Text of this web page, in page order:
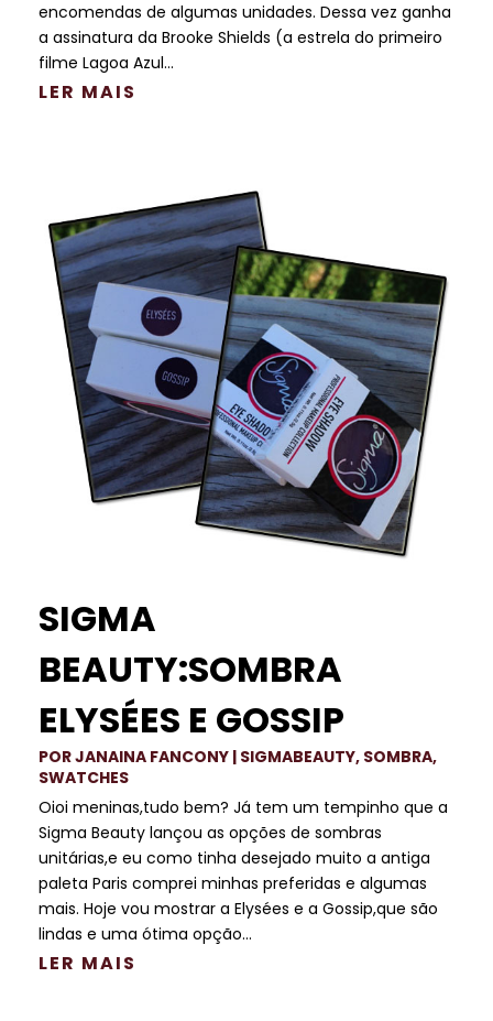
encomendas de algumas unidades. Dessa vez ganha
a assinatura da Brooke Shields (a estrela do primeiro
filme Lagoa Azul...
LER MAIS
SIGMA
BEAUTY:SOMBRA
ELYSÉES E GOSSIP
PORJANAINA FANCONY | SIGMABEAUTY, SOMBRA,
SWATCHES
Oioi meninas,tudo bem? Já tem um tempinho que a
Sigma Beauty lançou as opções de sombras
unitárias,e eu como tinha desejado muito a antiga
paleta Paris comprei minhas preferidas e algumas
mais. Hoje vou mostrar a Elysées e a Gossip,que são
lindas e uma ótima opção...
LER MAIS